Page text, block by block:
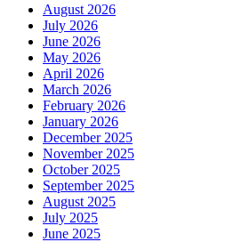
August 2026
July 2026
June 2026
May 2026
April 2026
March 2026
February 2026
January 2026
December 2025
November 2025
October 2025
September 2025
August 2025
July 2025
June 2025